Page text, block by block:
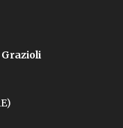
Grazioli